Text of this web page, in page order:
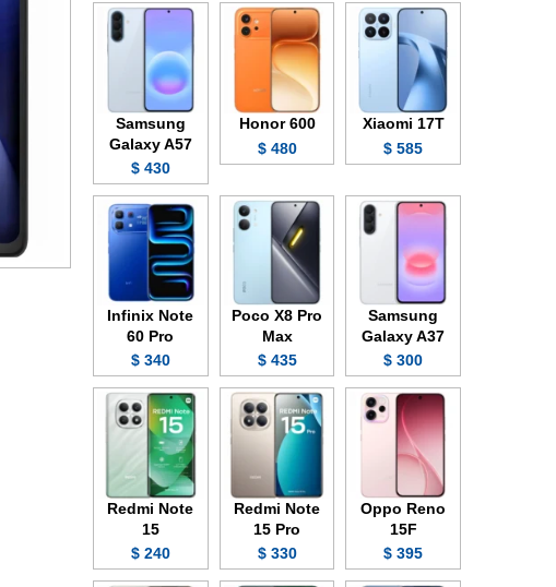
Xiaomi 17T
585 $
Honor 600
480 $
Samsung
Galaxy A57
430 $
Samsung
Galaxy A37
300 $
Poco X8 Pro
Max
435 $
Infinix Note
60 Pro
340 $
Oppo Reno
15F
395 $
Redmi Note
15 Pro
330 $
Redmi Note
15
240 $